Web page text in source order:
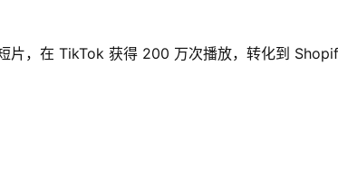
片，在 TikTok 获得 200 万次播放，转化到